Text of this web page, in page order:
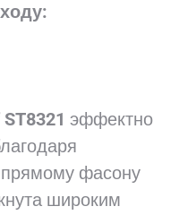
эффектно
прямому фасону
широким